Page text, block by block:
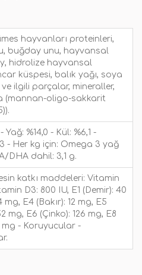
hayvanları proteinleri,
buğday unu, hayvansal
hidrolize hayvansal
küspesi, balık yağı, soya
ilgili parçalar, mineraller,
(mannan-oligo-sakkarit
Yağ: %14,0 - Kül: %6,1 -
- Her kg için: Omega 3 yağ
DHA dahil: 3,1 g.
katkı maddeleri: Vitamin
D3: 800 IU, E1 (Demir): 40
mg, E4 (Bakır): 12 mg, E5
mg, E6 (Çinko): 126 mg, E8
mg - Koruyucular -